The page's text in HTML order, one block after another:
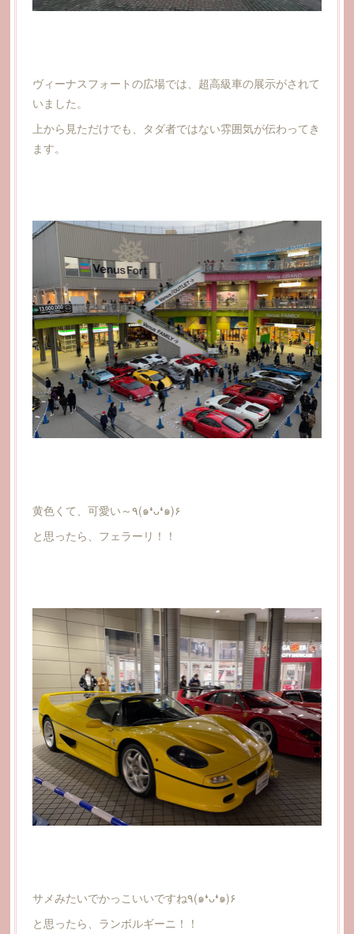
ヴィーナスフォートの広場では、超高級車の展示がされて
いました。
上から見ただけでも、タダ者ではない雰囲気が伝わってき
ます。
黄色くて、可愛い～٩(๑❛ᴗ❛๑)۶
と思ったら、フェラーリ！！
サメみたいでかっこいいですね٩(๑❛ᴗ❛๑)۶
と思ったら、ランボルギーニ！！